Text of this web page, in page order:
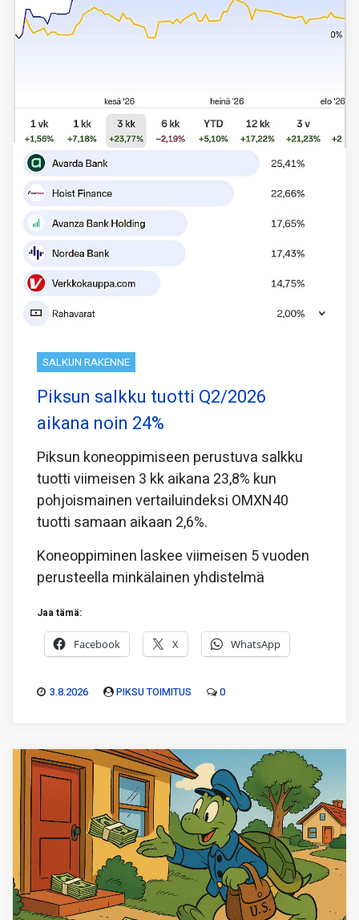
SALKUN RAKENNE
Piksun salkku tuotti Q2/2026
aikana noin 24%
Piksun koneoppimiseen perustuva salkku
tuotti viimeisen 3 kk aikana 23,8% kun
pohjoismainen vertailuindeksi OMXN40
tuotti samaan aikaan 2,6%.
Koneoppiminen laskee viimeisen 5 vuoden
perusteella minkälainen yhdistelmä
Jaa tämä:
Facebook X WhatsApp
3.8.2026 PIKSU TOIMITUS 0